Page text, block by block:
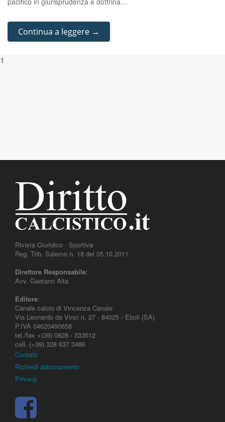
Continua a leggere →
1
Rivista Giuridico - Sportiva
Reg. Trib. Salerno n. 18 del 05.10.2011
Direttore Responsabile:
Avv. Gaetano Aita
Editore:
Canale calcio di Vincenza Canale
Via Leonardo da Vinci n. 27 - 84025 - Eboli (SA)
P.IVA 04620490658
tel./fax +(39) 0828 - 333512
cell. (+39) 328 637 3486
Contatti
Richiedi abbonamento
Privacy